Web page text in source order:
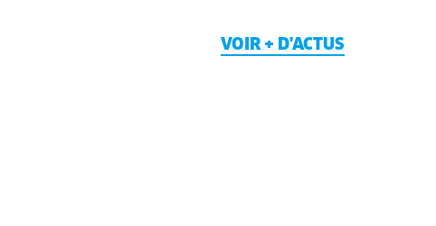
VOIR + D'ACTUS